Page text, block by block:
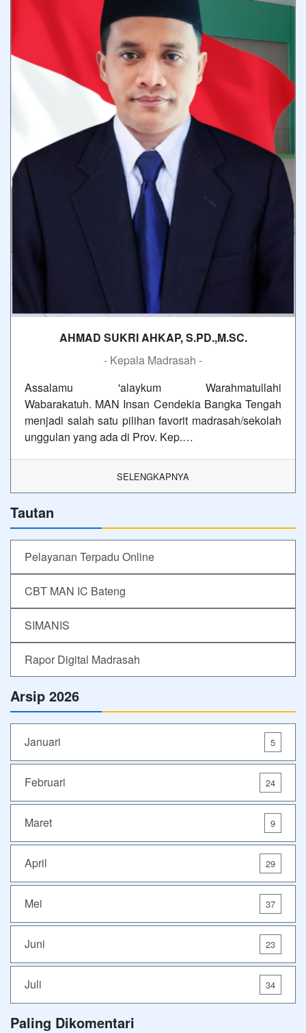
AHMAD SUKRI AHKAP, S.PD.,M.SC.
- Kepala Madrasah -
Assalamu 'alaykum Warahmatullahi
Wabarakatuh. MAN Insan Cendekia Bangka Tengah
menjadi salah satu pilihan favorit madrasah/sekolah
unggulan yang ada di Prov. Kep.…
SELENGKAPNYA
Tautan
Pelayanan Terpadu Online
CBT MAN IC Bateng
SIMANIS
Rapor Digital Madrasah
Arsip 2026
Januari 5
Februari 24
Maret 9
April 29
Mei 37
Juni 23
Juli 34
Paling Dikomentari